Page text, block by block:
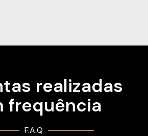
realizadas
frequência
F.A.Q